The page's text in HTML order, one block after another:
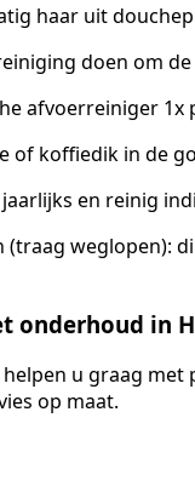
haar uit
doen om de
afvoerreiniger 1x
of koffiedik in de
en reinig
(traag weglopen):
onderhoud in
u graag met
op maat.